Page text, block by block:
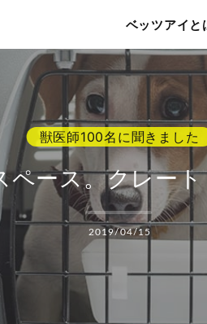
ベッツアイと
ペース。クレー
2019/04/15